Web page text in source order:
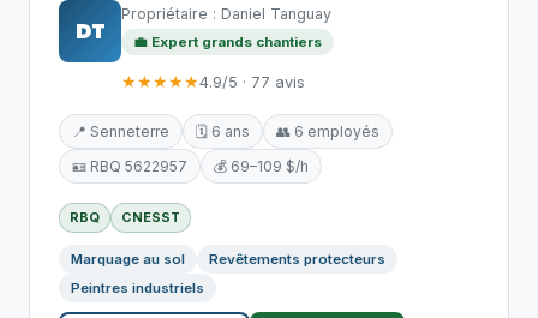
DT
Propriétaire : Daniel Tanguay
💼 Expert grands chantiers
★★★★★4.9/5 · 77 avis
📍 Senneterre 🗓️ 6 ans
👥 6 employés
🪪 RBQ 5622957
💰 69–109 $/h
RBQ CNESST
Marquage au sol
Revêtements protecteurs
Peintres industriels